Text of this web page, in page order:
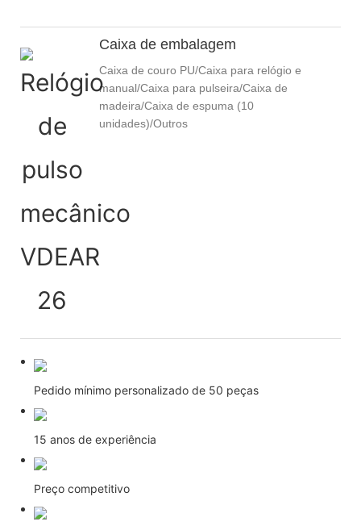
Caixa de embalagem
Caixa de couro PU/Caixa para relógio e
manual/Caixa para pulseira/Caixa de
madeira/Caixa de espuma (10
unidades)/Outros
Pedido mínimo personalizado de 50 peças
15 anos de experiência
Preço competitivo